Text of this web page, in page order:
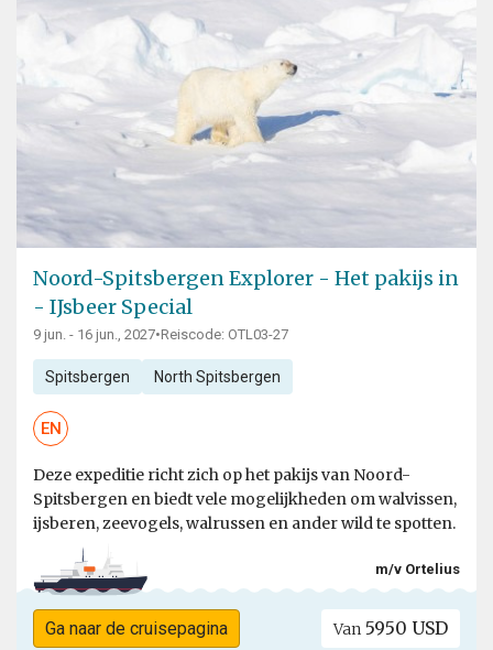
Noord-Spitsbergen Explorer - Het pakijs in
- IJsbeer Special
9 jun. - 16 jun., 2027•Reiscode: OTL03-27
Spitsbergen North Spitsbergen
EN
Deze expeditie richt zich op het pakijs van Noord-
Spitsbergen en biedt vele mogelijkheden om walvissen,
ijsberen, zeevogels, walrussen en ander wild te spotten.
m/v Ortelius
Ga naar de cruisepagina Van 5950 USD